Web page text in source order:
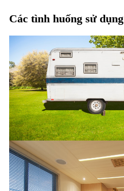
Các tình huống sử dụng